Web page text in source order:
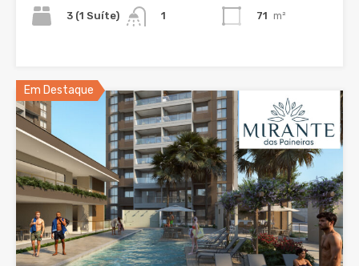
3 (1 Suíte)
1
71 m²
Em Destaque